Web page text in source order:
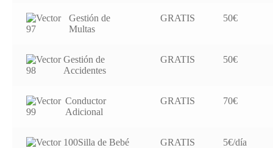
Gestión de
Multas
GRATIS 50€
Gestión de
Accidentes
GRATIS 50€
Conductor
Adicional
GRATIS 70€
Silla de Bebé GRATIS 5€/día